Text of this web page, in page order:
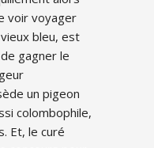
voir voyager
bleu, est
gagner le
un pigeon
colombophile,
Et, le curé